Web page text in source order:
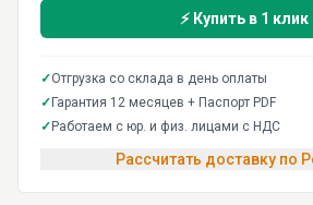
⚡ Купить в 1 клик
✓Отгрузка со склада в день оплаты
✓ Гарантия 12 месяцев + Паспорт PDF
✓ Работаем с юр. и физ. лицами с НДС
Рассчитать доставку по